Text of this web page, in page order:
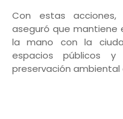
Con estas acciones,
aseguró que mantiene
la mano con la
espacios públicos
preservación ambiental